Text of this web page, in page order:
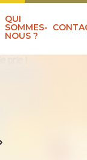
QUI
SOMMES-
NOUS ?